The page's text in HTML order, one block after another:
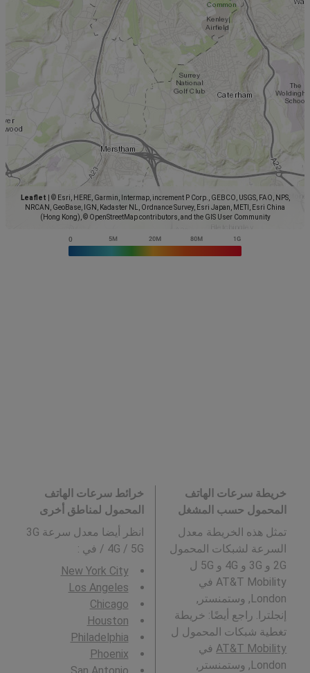
Leaflet
© Esri, HERE, Garmin, Intermap, increment P Corp., GEBCO, USGS, FAO, NPS,
NRCAN, GeoBase, IGN, Kadaster NL, Ordnance Survey, Esri Japan, METI, Esri China
(Hong Kong), © OpenStreetMap contributors, and the GIS User Community
خريطة سرعات الهاتف
المحمول حسب المشغل
تمثل هذه الخريطة معدل
السرعة لشبكات المحمول
2G و 3G و 4G و 5G ل
AT&T Mobility في
London, وستمنستر,
إنجلترا. راجع أيضًا: خريطة
تغطية شبكات المحمول ل
AT&T Mobilityفي
London, وستمنستر,
خرائط سرعات الهاتف
المحمول لمناطق أخرى
انظر أيضا معدل سرعة 3G
/ 4G / 5G في
:
New York City
Los Angeles
Chicago
Houston
Philadelphia
Phoenix